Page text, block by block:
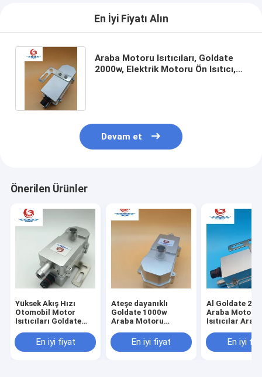
En İyi Fiyatı Alın
Araba Motoru Isıtıcıları, Goldate
2000w, Elektrik Motoru Ön Isıtıcı,
Devam et
Önerilen Ürünler
Yüksek Akış Hızı
Otomobil Motor
Isıtıcıları Goldate
Motoru Ön Isıtıcı
Hızlı Isıtma
En iyi fiyat
Ateşe dayanıklı
Goldate 1000w
Araba Motoru
Önyükleyici 220V
Güvenli ve Güvenilir
En iyi fiyat
Al Goldate
Araba Motoru
Isıtıcılar
Isıtıcısı
Güvenilir PTC
En iyi